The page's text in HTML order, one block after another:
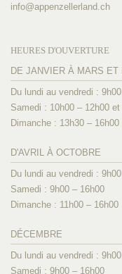
info@appenzellerland.ch
HEURES D'OUVERTURE
DE JANVIER À MARS ET
Du lundi au vendredi :
Samedi : 10h00 – 12h00
Dimanche : 13h30 – 16h00
D'AVRIL À OCTOBRE
Du lundi au vendredi :
Samedi : 9h00 – 16h00
Dimanche : 11h00 – 16h00
DÉCEMBRE
Du lundi au vendredi :
Samedi : 9h00 – 16h00